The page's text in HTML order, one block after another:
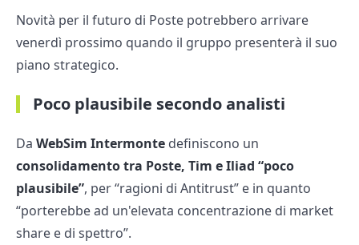
Novità per il futuro di Poste potrebbero arrivare
venerdì prossimo quando il gruppo presenterà il suo
piano strategico.
Poco plausibile secondo analisti
Da WebSim Intermonte definiscono un
consolidamento tra Poste, Tim e Iliad “poco
plausibile”, per “ragioni di Antitrust” e in quanto
“porterebbe ad un'elevata concentrazione di market
share e di spettro”.